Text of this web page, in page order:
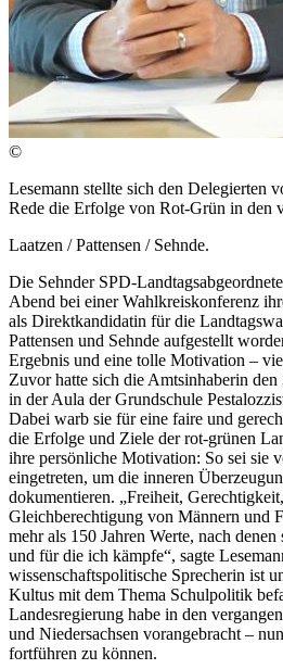
©
Lesemann stellte sich den Delegierten
Rede die Erfolge von Rot-Grün in den
Laatzen / Pattensen / Sehnde.
Die Sehnder SPD-
Abend bei einer Wahlkreiskonferenz
als Direktkandidatin für die
Pattensen und Sehnde aufgestellt
Ergebnis und eine tolle Motivation –
Zuvor hatte sich die Amtsinhaberin
in der Aula der Grundschule
Dabei warb sie für eine faire und
die Erfolge und Ziele der rot-grünen
ihre persönliche Motivation: So sei sie
eingetreten, um die inneren
dokumentieren. „Freiheit,
Gleichberechtigung von Männern und
mehr als 150 Jahren Werte, nach
und für die ich kämpfe“, sagte
wissenschaftspolitische Sprecherin ist
Kultus mit dem Thema Schulpolitik
Landesregierung habe in den
und Niedersachsen vorangebracht –
fortführen zu können.